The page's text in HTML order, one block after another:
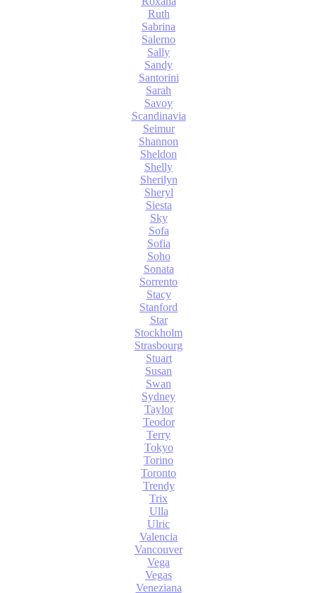
Ruth
Sabrina
Salerno
Sally
Sandy
Santorini
Sarah
Savoy
Scandinavia
Seimur
Shannon
Sheldon
Shelly
Sherilyn
Sheryl
Siesta
Sky
Sofa
Sofia
Soho
Sonata
Sorrento
Stacy
Stanford
Star
Stockholm
Strasbourg
Stuart
Susan
Swan
Sydney
Taylor
Teodor
Terry
Tokyo
Torino
Toronto
Trendy
Trix
Ulla
Ulric
Valencia
Vancouver
Vega
Vegas
Veneziana